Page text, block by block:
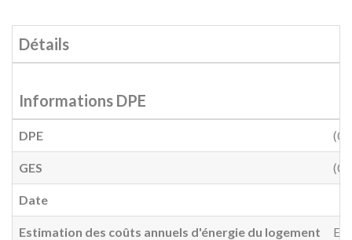
Détails
Informations DPE
DPE (0)
GES (0)
Date
Estimation des coûts annuels d'énergie du logement